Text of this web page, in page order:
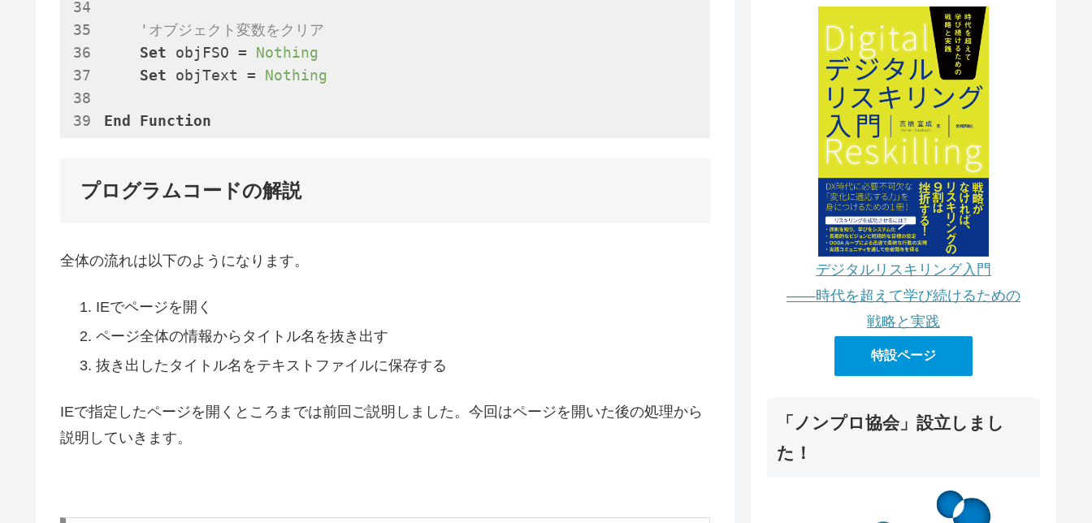
'オブジェクト変数をクリア
Set objFSO = Nothing
Set objText = Nothing
End Function
プログラムコードの解説
全体の流れは以下のようになります。
IEでページを開く
ページ全体の情報からタイトル名を抜き出す
抜き出したタイトル名をテキストファイルに保存する
IEで指定したページを開くところまでは前回ご説明しました。今回はページを開いた後の処理から
説明していきます。
デジタルリスキリング入門
――時代を超えて学び続けるための
戦略と実践
特設ページ
「ノンプロ協会」設立しまし
た！